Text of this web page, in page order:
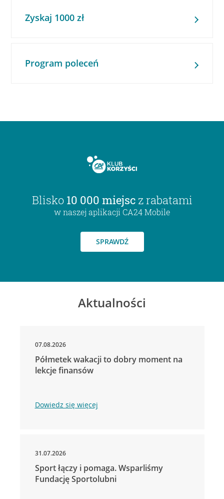
Zyskaj 1000 zł
Program poleceń
Blisko 10 000 miejsc z rabatami
w naszej aplikacji CA24 Mobile
SPRAWDŹ
Aktualności
07.08.2026
Półmetek wakacji to dobry moment na
lekcje finansów
Dowiedz się więcej
31.07.2026
Sport łączy i pomaga. Wsparliśmy
Fundację Sportolubni